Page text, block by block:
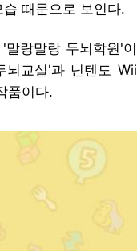
때문으로 보인다.
랑말랑 두뇌학원'이
뇌교실'과 닌텐도 Wii
품이다.